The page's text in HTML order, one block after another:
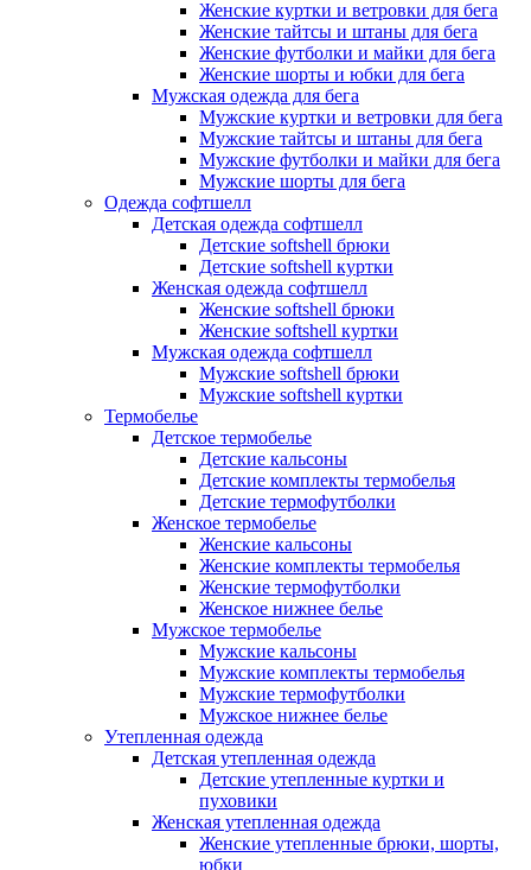
Женские куртки и ветровки для бега
Женские тайтсы и штаны для бега
Женские футболки и майки для бега
Женские шорты и юбки для бега
Мужская одежда для бега
Мужские куртки и ветровки для бега
Мужские тайтсы и штаны для бега
Мужские футболки и майки для бега
Мужские шорты для бега
Одежда софтшелл
Детская одежда софтшелл
Детские softshell брюки
Детские softshell куртки
Женская одежда софтшелл
Женские softshell брюки
Женские softshell куртки
Мужская одежда софтшелл
Мужские softshell брюки
Мужские softshell куртки
Термобелье
Детское термобелье
Детские кальсоны
Детские комплекты термобелья
Детские термофутболки
Женское термобелье
Женские кальсоны
Женские комплекты термобелья
Женские термофутболки
Женское нижнее белье
Мужское термобелье
Мужские кальсоны
Мужские комплекты термобелья
Мужские термофутболки
Мужское нижнее белье
Утепленная одежда
Детская утепленная одежда
Детские утепленные куртки и
пуховики
Женская утепленная одежда
Женские утепленные брюки, шорты,
юбки